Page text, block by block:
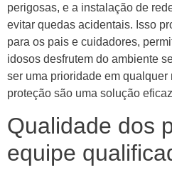
perigosas, e a instalação de
evitar quedas acidentais. Isso
para os pais e cuidadores,
idosos desfrutem do ambiente
ser uma prioridade em
proteção são uma solução
Qualidade dos
equipe